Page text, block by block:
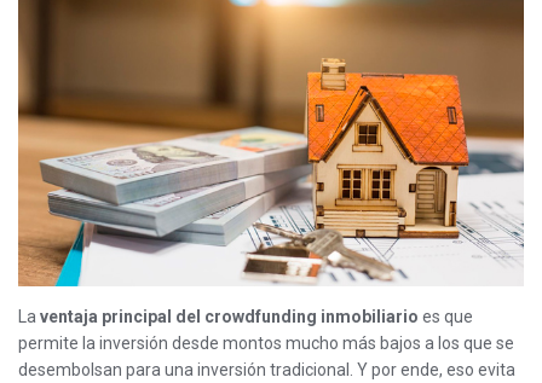
La ventaja principal del crowdfunding inmobiliario es que
permite la inversión desde montos mucho más bajos a los que se
desembolsan para una inversión tradicional. Y por ende, eso evita